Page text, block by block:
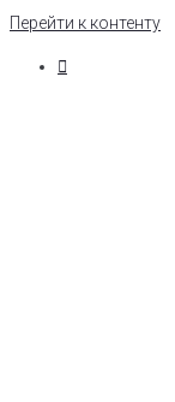
Перейти к контенту